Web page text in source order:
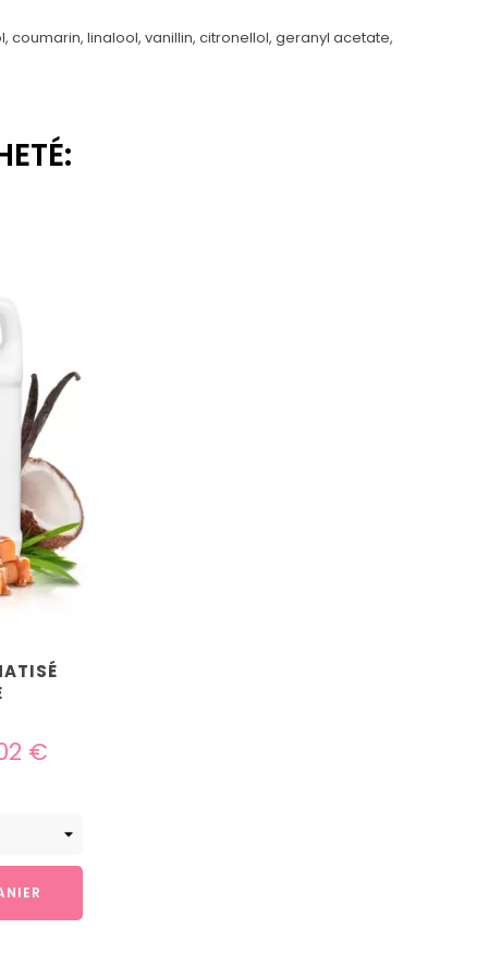
linalool, vanillin, citronellol, geranyl acetate,
€